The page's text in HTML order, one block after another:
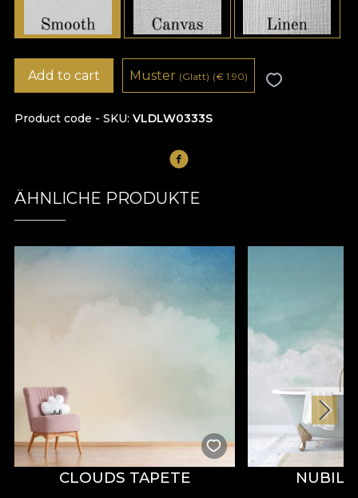
Product code - SKU VLDLW0333S
Add to cart Muster (Glatt) (€ 1.90)
ÄHNLICHE PRODUKTE
CLOUDS TAPETE